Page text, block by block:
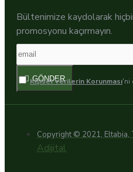
Bültenimize kaydolarak
promosyonu kaçırmayın.
GÖNDER
Kişisel Verilerin Korunması'ni
Copyright © 2021, Eltabia,
Adijital